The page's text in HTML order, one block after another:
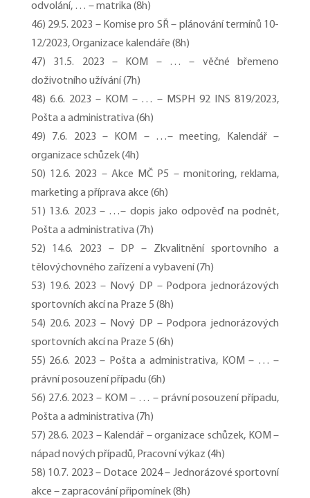
odvolání, … – matrika (8h)
46) 29.5. 2023 – Komise pro SŘ – plánování termínů 10-
12/2023, Organizace kalendáře (8h)
47) 31.5. 2023 – KOM – … – věčné břemeno
doživotního užívání (7h)
48) 6.6. 2023 – KOM – … – MSPH 92 INS 819/2023,
Pošta a administrativa (6h)
49) 7.6. 2023 – KOM – …– meeting, Kalendář –
organizace schůzek (4h)
50) 12.6. 2023 – Akce MČ P5 – monitoring, reklama,
marketing a příprava akce (6h)
51) 13.6. 2023 – …– dopis jako odpověď na podnět,
Pošta a administrativa (7h)
52) 14.6. 2023 – DP – Zkvalitnění sportovního a
tělovýchovného zařízení a vybavení (7h)
53) 19.6. 2023 – Nový DP – Podpora jednorázových
sportovních akcí na Praze 5 (8h)
54) 20.6. 2023 – Nový DP – Podpora jednorázových
sportovních akcí na Praze 5 (6h)
55) 26.6. 2023 – Pošta a administrativa, KOM – … –
právní posouzení případu (6h)
56) 27.6. 2023 – KOM – … – právní posouzení případu,
Pošta a administrativa (7h)
57) 28.6. 2023 – Kalendář – organizace schůzek, KOM –
nápad nových případů, Pracovní výkaz (4h)
58) 10.7. 2023 – Dotace 2024 – Jednorázové sportovní
akce – zapracování připomínek (8h)